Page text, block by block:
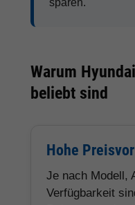
sparen.
Warum
beliebt sind
Hohe
Je nach Modell,
Verfügbarkeit